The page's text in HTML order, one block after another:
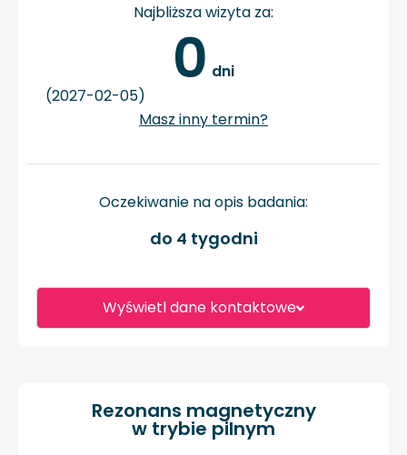
Wyświetl dane kontaktowe
Najbliższa wizyta za:
0 dni
(2027-02-05)
Masz inny termin?
Oczekiwanie na opis badania:
do 4 tygodni
Rezonans magnetyczny
w trybie pilnym